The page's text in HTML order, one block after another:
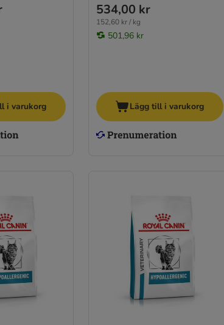
i varukorg
534,00 kr
152,60 kr / kg
501,96 kr
Lägg till i varukorg